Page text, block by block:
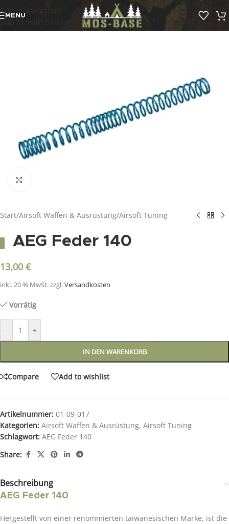
Skip to navigation
Skip to main content
MENU
Start/Airsoft Waffen & Ausrüstung/Airsoft Tuning
AEG Feder 140
13,00 €
inkl. 20 % MwSt.zzgl.Versandkosten
Vorrätig
- +
IN DEN WARENKORB
Compare Add to wishlist
Artikelnummer: 01-09-017
Kategorien: Airsoft Waffen & Ausrüstung, Airsoft Tuning
Schlagwort: AEG Feder 140
Share:
Beschreibung
AEG Feder 140
Hergestellt von einer renommierten taiwanesischen Marke, ist die